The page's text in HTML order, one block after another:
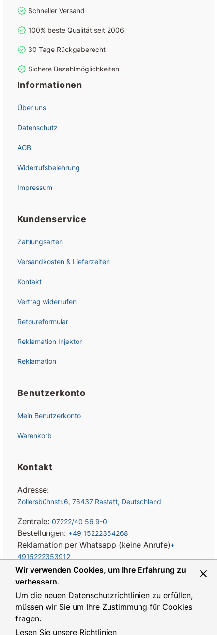
Wir verwenden Cookies, um Ihre Erfahrung zu
verbessern.
Um die neuen Datenschutzrichtlinien zu erfüllen,
müssen wir Sie um Ihre Zustimmung für Cookies
fragen.
Lesen Sie unsere Richtlinien
Schneller Versand
100% beste Qualität seit 2006
30 Tage Rückgaberecht
Sichere Bezahlmöglichkeiten
Informationen
Über uns
Datenschutz
AGB
Widerrufsbelehrung
Impressum
Kundenservice
Zahlungsarten
Versandkosten & Lieferzeiten
Kontakt
Vertrag widerrufen
Retoureformular
Reklamation Injektor
Reklamation
Benutzerkonto
Mein Benutzerkonto
Warenkorb
Kontakt
Adresse:
Zollersbühnstr.6, 76437 Rastatt, Deutschland
Zentrale: 07222/40 56 9-0
Bestellungen: +49 15222354268
Reklamation per Whatsapp (keine Anrufe)+
4915222353912
E-mail: info@eps-turbo.de
Montag bis Donnerstag von 08:00-17:00
Freitag von 08:00-16:00 Uhr